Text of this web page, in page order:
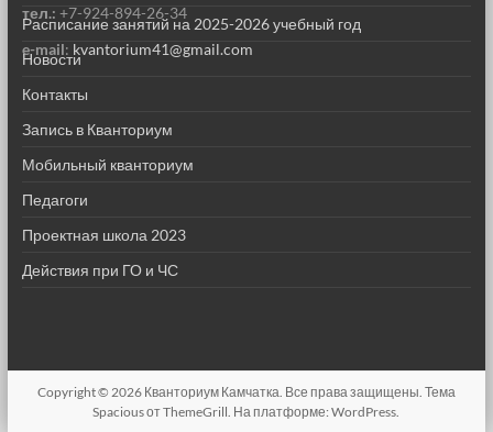
тел.: +7-924-894-26-34
e-mail: kvantorium41@gmail.com
Расписание занятий на 2025-2026 учебный год
Новости
Контакты
Запись в Кванториум
Мобильный кванториум
Педагоги
Проектная школа 2023
Действия при ГО и ЧС
Copyright © 2026 Кванториум Камчатка. Все права защищены. Тема
Spaciousот ThemeGrill. На платформе:WordPress.